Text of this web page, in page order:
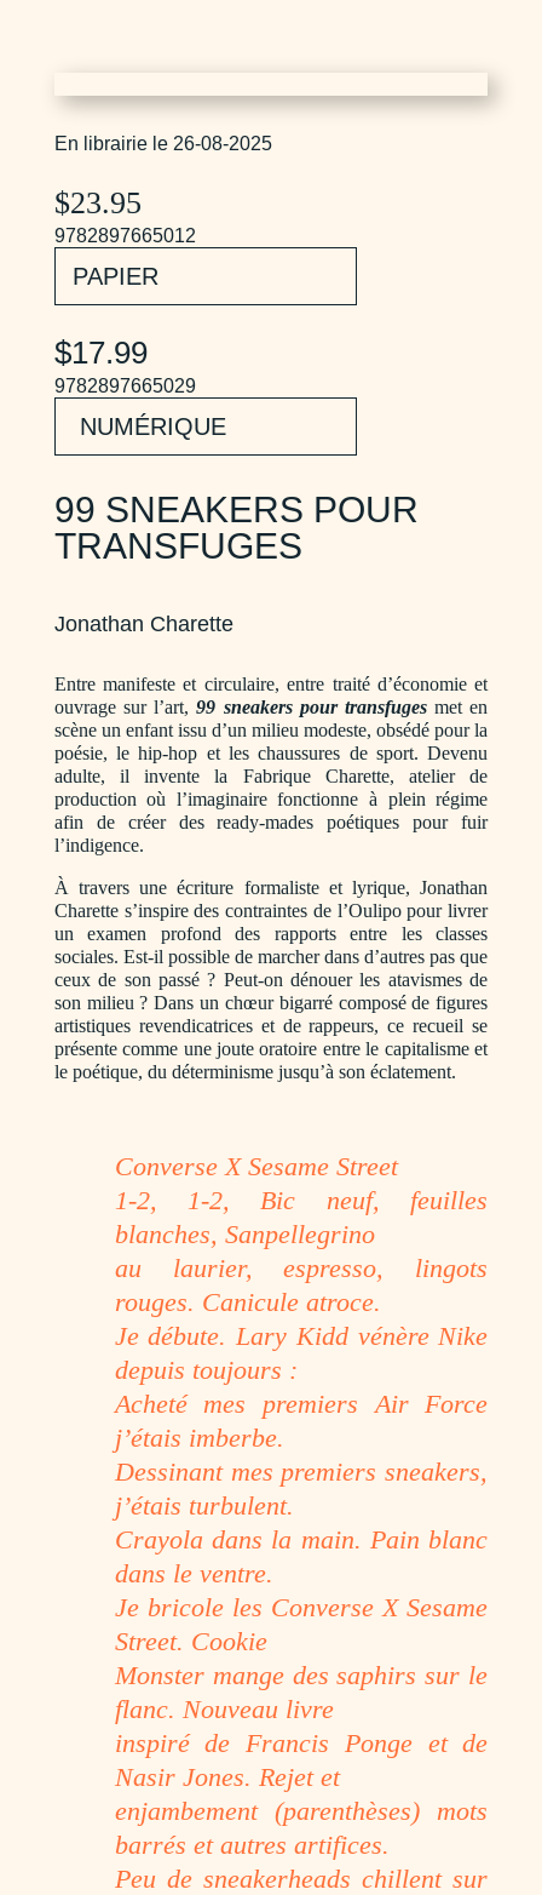
En librairie le 26-08-2025
$23.95
9782897665012
PAPIER
$17.99
9782897665029
NUMÉRIQUE
99 SNEAKERS POUR
TRANSFUGES
Jonathan Charette
Entre manifeste et circulaire, entre traité d’économie et
ouvrage sur l’art,99 sneakers pour transfugesmet en
scène un enfant issu d’un milieu modeste, obsédé pour la
poésie, le hip-hop et les chaussures de sport. Devenu
adulte, il invente la Fabrique Charette, atelier de
production où l’imaginaire fonctionne à plein régime
afin de créer des ready-mades poétiques pour fuir
l’indigence.
À travers une écriture formaliste et lyrique, Jonathan
Charette s’inspire des contraintes de l’Oulipo pour livrer
un examen profond des rapports entre les classes
sociales. Est-il possible de marcher dans d’autres pas que
ceux de son passé ? Peut-on dénouer les atavismes de
son milieu ? Dans un chœur bigarré composé de figures
artistiques revendicatrices et de rappeurs, ce recueil se
présente comme une joute oratoire entre le capitalisme et
le poétique, du déterminisme jusqu’à son éclatement.
Converse X Sesame Street
1-2, 1-2, Bic neuf, feuilles
blanches, Sanpellegrino
au laurier, espresso, lingots
rouges. Canicule atroce.
Je débute. Lary Kidd vénère Nike
depuis toujours :
Acheté mes premiers Air Force
j’étais imberbe.
Dessinant mes premiers sneakers,
j’étais turbulent.
Crayola dans la main. Pain blanc
dans le ventre.
Je bricole les Converse X Sesame
Street. Cookie
Monster mange des saphirs sur le
flanc. Nouveau livre
inspiré de Francis Ponge et de
Nasir Jones. Rejet et
enjambement (parenthèses) mots
barrés et autres artifices.
Peu de sneakerheads chillent sur